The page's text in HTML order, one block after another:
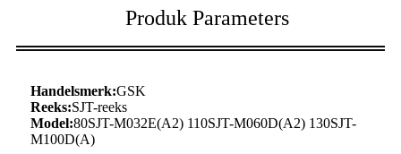
Produk Parameters
Handelsmerk:GSK
Reeks:SJT-reeks
Model:80SJT-M032E(A2) 110SJT-M060D(A2) 130SJT-
M100D(A)